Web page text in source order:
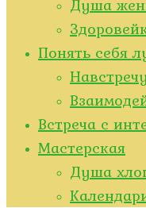
Душа
Понять себя
Встреча с
Мастерская
Душа